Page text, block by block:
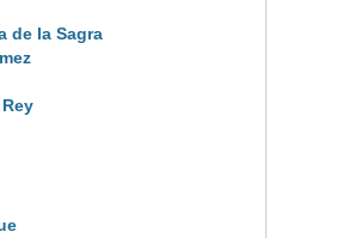
de la Sagra